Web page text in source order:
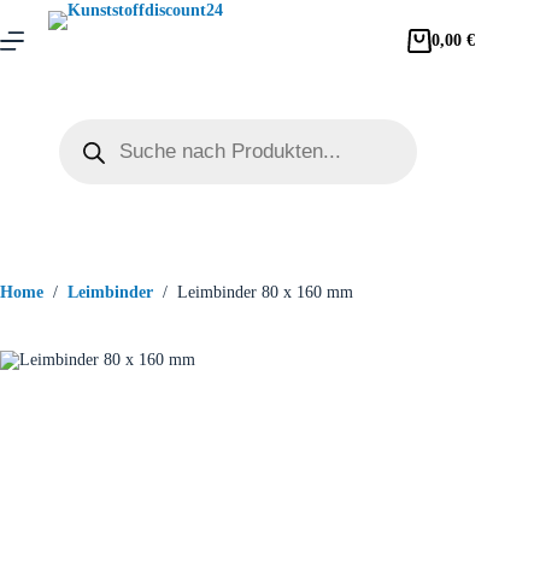
0,00€
Home / Leimbinder / Leimbinder 80 x 160 mm